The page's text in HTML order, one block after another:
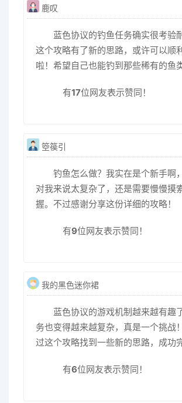
鹿叹
蓝色协议的钓鱼任务确实很考验
这个攻略有了新的思路，或许可以顺
啦！希望自己也能钓到那些稀有的鱼类
有17位网友表示赞同！
箜篌引
钓鱼怎么做？我实在是个新手啊
对我来说太复杂了，还是需要慢慢摸
握。不过感谢分享这份详细的攻略！
有9位网友表示赞同！
我的黑色迷你裙
蓝色协议的游戏机制越来越有趣
务也变得越来越复杂，真是一个挑战
过这个攻略找到一些新的思路，成功
有6位网友表示赞同！